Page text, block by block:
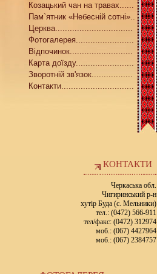
Козацький чан на травах......
Пам`ятник «Небесній сотні»..
Церква................................
Фотогалерея........................
Відпочинок..........................
Карта доїзду........................
Зворотній зв'язок.................
Контакти..............................
КОНТАКТИ
Черкаська обл.
Чигиринський р-н
хутір Буда (с. Мельники)
тел.: (0472) 566-911
тел/факс: (0472) 312974
моб.: (067) 4427964
моб.: (067) 2384757